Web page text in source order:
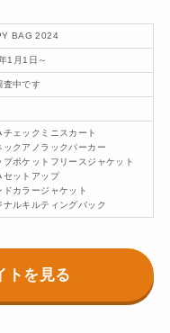
BAG 2024
1月1日～
査中です
チェックミニスカート
ックアノラックパーカー
プポケットフリースジャケット
セットアップ
ドカラージャケット
ナルキルティングバック
トを見る